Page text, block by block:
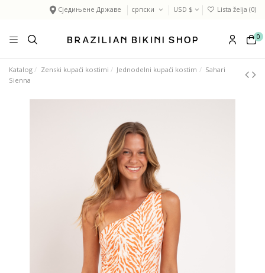
Сједињене Државе српски USD $ Lista želja (0)
0
Katalog Zenski kupaći kostimi Jednodelni kupaći kostim
Sahari
Sienna